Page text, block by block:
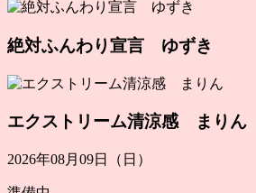
絶対ふんわり宣言 ゆずき
エクストリーム清涼感 まりん
2026年08月09日（日）